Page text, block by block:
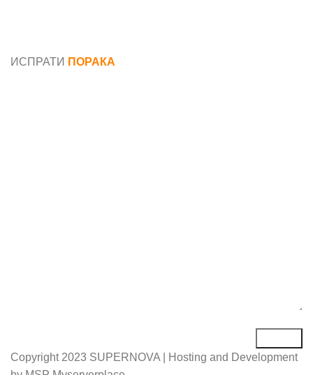
ИСПРАТИ ПОРАКА
Copyright 2023 SUPERNOVA | Hosting and Development